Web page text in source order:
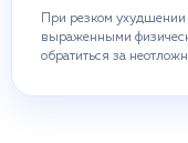
При резком ухудшении
выраженными
обратиться за